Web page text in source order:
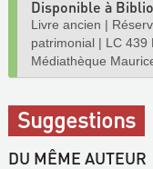
Disponible à
Livre ancien |
patrimonial | LC 439
Médiathèque
Suggestions
DU MÊME AUTEUR